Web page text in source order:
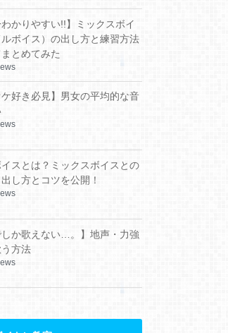
わかりやすい!!】ミックスボイ
ボイス）の出し方と練習方法
とめてみた
ケ好き必見】男女の平均的な音
スとは？ミックスボイスとの
し方とコツを公開！
しか歌えない…。】地声・力強
方法